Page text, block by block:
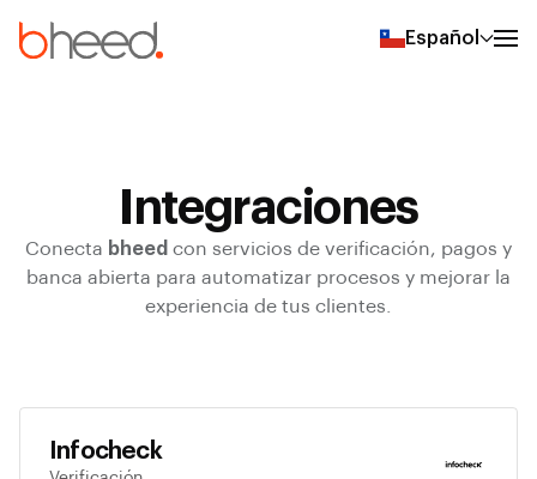
Español
Integraciones
Conecta bheed con servicios de verificación, pagos y
banca abierta para automatizar procesos y mejorar la
experiencia de tus clientes.
Infocheck